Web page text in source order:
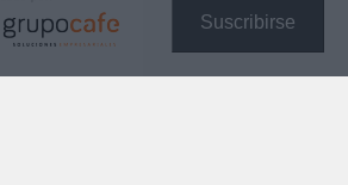
Suscribirse